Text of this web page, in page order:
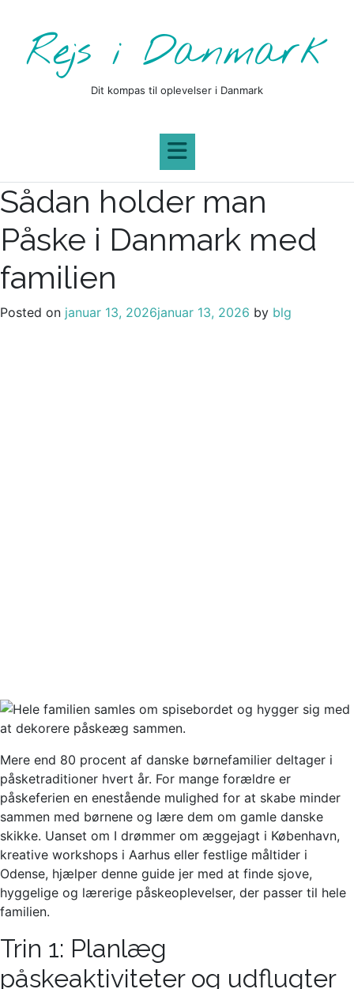
contentRejs i Danmark
Dit kompas til oplevelser i Danmark
Sådan holder man
Påske i Danmark med
familien
Posted on januar 13, 2026januar 13, 2026 by blg
Mere end 80 procent af danske børnefamilier deltager i
påsketraditioner hvert år. For mange forældre er
påskeferien en enestående mulighed for at skabe minder
sammen med børnene og lære dem om gamle danske
skikke. Uanset om I drømmer om æggejagt i København,
kreative workshops i Aarhus eller festlige måltider i
Odense, hjælper denne guide jer med at finde sjove,
hyggelige og lærerige påskeoplevelser, der passer til hele
familien.
Trin 1: Planlæg
påskeaktiviteter og udflugter